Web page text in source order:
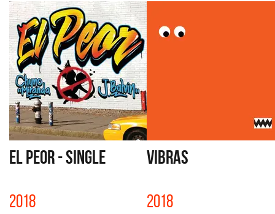
EL PEOR - SINGLE
2018
VIBRAS
2018